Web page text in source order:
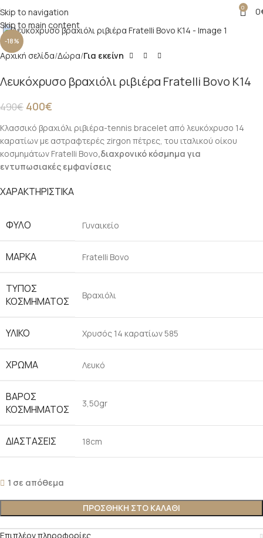
Skip to navigation
Skip to main content
0 0
-18%
Click to enlarge
Αρχική σελίδα Δώρα Για εκείνη
Λευκόχρυσο βραχιόλι ριβιέρα Fratelli Bovo Κ14
490€ 400€
Κλασσικό βραχιόλι ριβιέρα-tennis bracelet από λευκόχρυσο 14
καρατίων με αστραφτερές zirgon πέτρες, του ιταλικού οίκου
κοσμημάτων Fratelli Bovo,διαχρονικό κόσμημα για
εντυπωσιακές εμφανίσεις
ΧΑΡΑΚΤΗΡΙΣΤΙΚΑ
ΦΎΛΟ Γυναικείο
ΜΆΡΚΑ Fratelli Bovo
ΤΎΠΟΣ
ΚΟΣΜΉΜΑΤΟΣ
Βραχιόλι
ΥΛΙΚΌ Χρυσός 14 καρατίων 585
ΧΡΏΜΑ Λευκό
ΒΆΡΟΣ
ΚΟΣΜΉΜΑΤΟΣ
3,50gr
ΔΙΑΣΤΆΣΕΙΣ 18cm
1 σε απόθεμα
ΠΡΟΣΘΉΚΗ ΣΤΟ ΚΑΛΆΘΙ
Επιπλέον πληροφορίες